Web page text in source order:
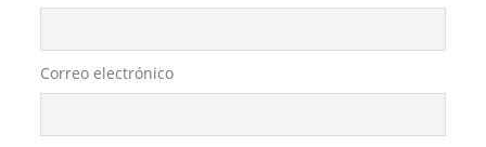
Correo electrónico